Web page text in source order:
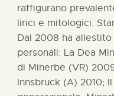
raffigurano
lirici e mitologici.
Dal 2008 ha
personali: La Dea
di Minerbe (VR)
Innsbruck (A) 2010;